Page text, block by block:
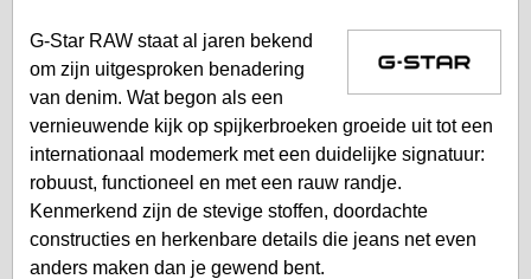
G-Star RAW staat al jaren bekend
om zijn uitgesproken benadering
van denim. Wat begon als een
vernieuwende kijk op spijkerbroeken groeide uit tot een
internationaal modemerk met een duidelijke signatuur:
robuust, functioneel en met een rauw randje.
Kenmerkend zijn de stevige stoffen, doordachte
constructies en herkenbare details die jeans net even
anders maken dan je gewend bent.